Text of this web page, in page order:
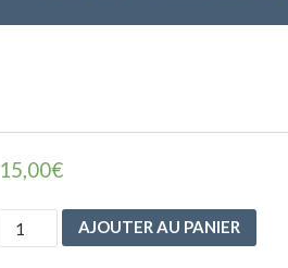
15,00€
AJOUTER AU PANIER